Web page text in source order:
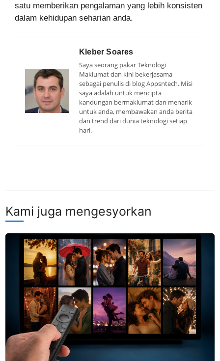
satu memberikan pengalaman yang lebih konsisten
dalam kehidupan seharian anda.
Kleber Soares
Saya seorang pakar Teknologi
Maklumat dan kini bekerjasama
sebagai penulis di blog Appsntech. Misi
saya adalah untuk mencipta
kandungan bermaklumat dan menarik
untuk anda, membawakan anda berita
dan trend dari dunia teknologi setiap
hari.
Kami juga mengesyorkan